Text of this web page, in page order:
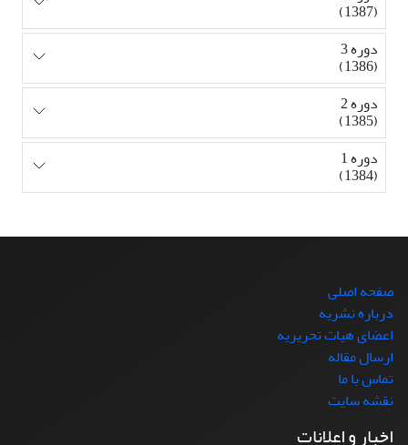
(1387)
دوره 3
(1386)
دوره 2
(1385)
دوره 1
(1384)
صفحه اصلی
درباره نشریه
اعضای هیات تحریریه
ارسال مقاله
تماس با ما
نقشه سایت
اخبار و اعلانات